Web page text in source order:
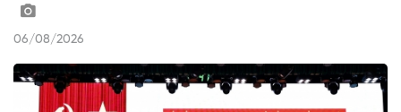
06/08/2026